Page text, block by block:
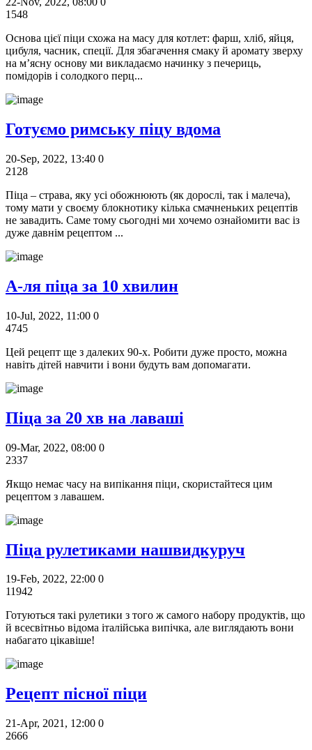
1548
Основа цієї піци схожа на масу для котлет: фарш, хліб, яйця,
цибуля, часник, спеції. Для збагачення смаку й аромату зверху
на м’ясну основу ми викладаємо начинку з печериць,
помідорів і солодкого перц...
Готуємо римську піцу вдома
20-Sep, 2022, 13:40 0
2128
Піца – страва, яку усі обожнюють (як дорослі, так і малеча),
тому мати у своєму блокнотику кілька смачненьких рецептів
не завадить. Саме тому сьогодні ми хочемо ознайомити вас із
дуже давнім рецептом ...
А-ля піца за 10 хвилин
10-Jul, 2022, 11:00 0
4745
Цей рецепт ще з далеких 90-х. Робити дуже просто, можна
навіть дітей навчити і вони будуть вам допомагати.
Піца за 20 хв на лаваші
09-Mar, 2022, 08:00 0
2337
Якщо немає часу на випікання піци, скористайтеся цим
рецептом з лавашем.
Піца рулетиками нашвидкуруч
19-Feb, 2022, 22:00 0
11942
Готуються такі рулетики з того ж самого набору продуктів, що
й всесвітньо відома італійська випічка, але виглядають вони
набагато цікавіше!
Рецепт пісної піци
21-Apr, 2021, 12:00 0
2666